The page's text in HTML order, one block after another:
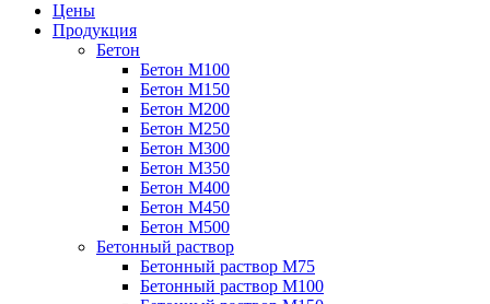
Цены
Продукция
Бетон
Бетон М100
Бетон М150
Бетон М200
Бетон М250
Бетон М300
Бетон М350
Бетон М400
Бетон М450
Бетон М500
Бетонный раствор
Бетонный раствор М75
Бетонный раствор М100